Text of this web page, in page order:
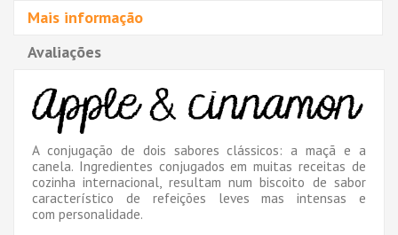
Mais informação
Avaliações
A conjugação de dois sabores clássicos: a maçã e a
canela. Ingredientes conjugados em muitas receitas de
cozinha internacional, resultam num biscoito de sabor
característico de refeições leves mas intensas e
com personalidade.